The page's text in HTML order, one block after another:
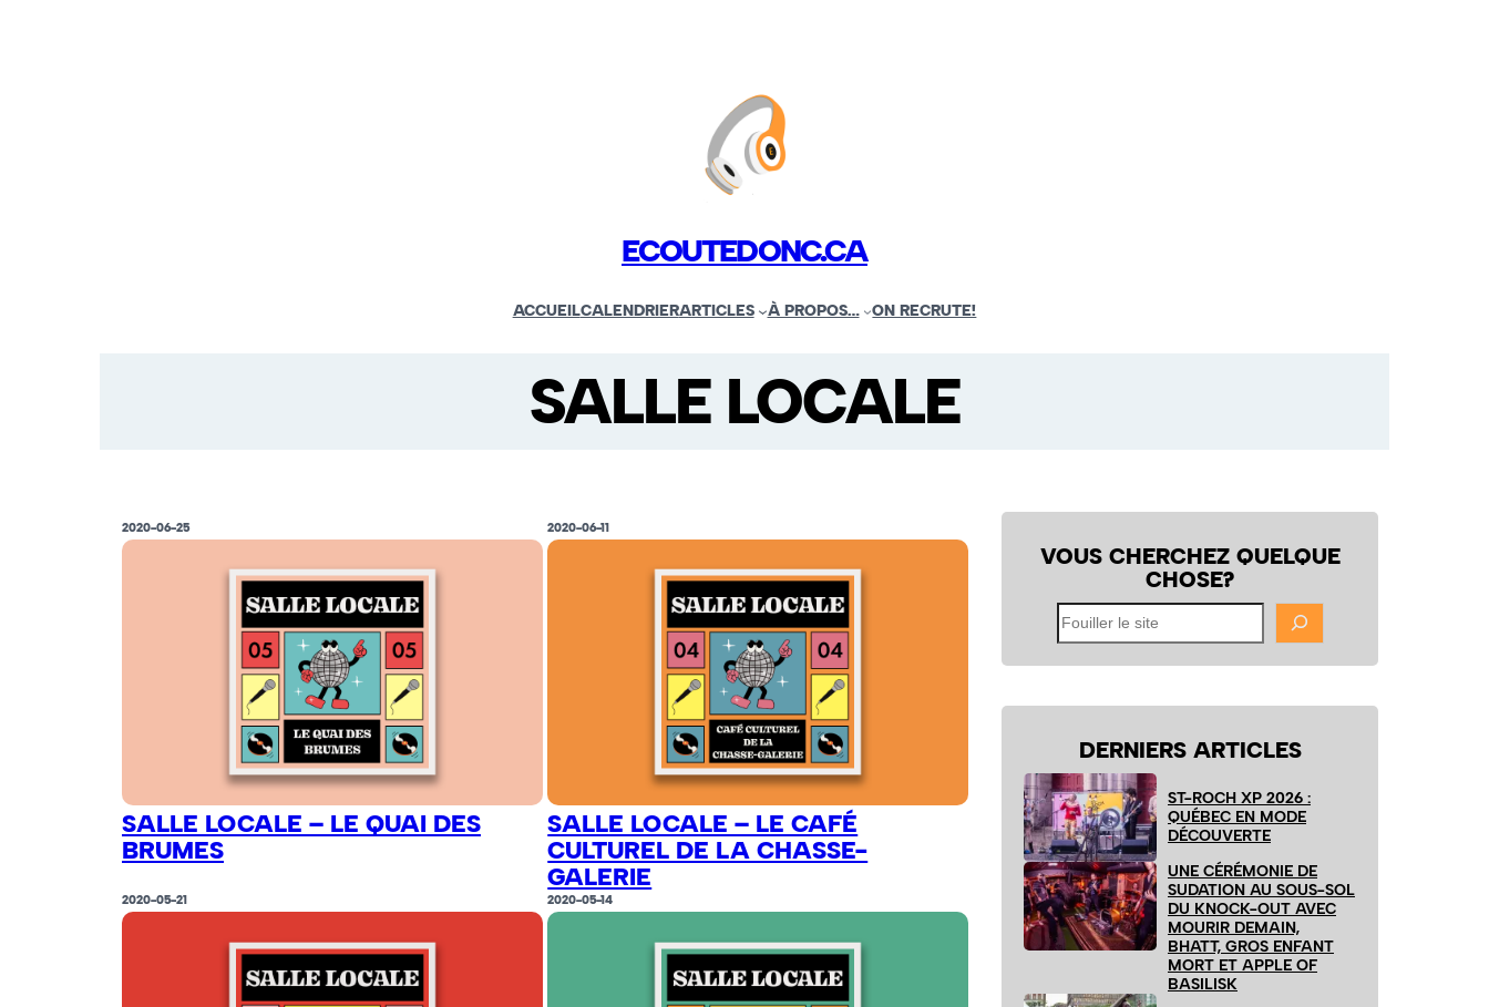
ECOUTEDONC.CA
ACCUEILCALENDRIERARTICLES À PROPOS… ON RECRUTE!
SALLE LOCALE
2020-06-25
SALLE LOCALE – LE QUAI DES
BRUMES
2020-06-11
SALLE LOCALE – LE CAFÉ
CULTUREL DE LA CHASSE-
GALERIE
2020-05-21 2020-05-14
VOUS CHERCHEZ QUELQUE
CHOSE?
Fouiller
le
site
DERNIERS ARTICLES
ST-ROCH XP 2026 :
QUÉBEC EN MODE
DÉCOUVERTE
UNE CÉRÉMONIE DE
SUDATION AU SOUS-SOL
DU KNOCK-OUT AVEC
MOURIR DEMAIN,
BHATT, GROS ENFANT
MORT ET APPLE OF
BASILISK